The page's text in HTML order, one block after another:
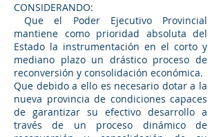
CONSIDERANDO:
Que el Poder Ejecutivo Provincial
mantiene como prioridad absoluta del
Estado la instrumentación en el corto y
mediano plazo un drástico proceso de
reconversión y consolidación económica.
Que debido a ello es necesario dotar a la
nueva provincia de condiciones capaces
de garantizar su efectivo desarrollo a
través de un proceso dinámico de